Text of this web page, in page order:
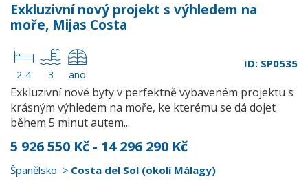
Exkluzivní nový projekt s výhledem na
moře, Mijas Costa
2-4 3 ano
ID: SP0535
Exkluzivní nové byty v perfektně vybaveném projektu s
krásným výhledem na moře, ke kterému se dá dojet
během 5 minut autem...
5 926 550 Kč - 14 296 290 Kč
Španělsko Costa del Sol (okolí Málagy)